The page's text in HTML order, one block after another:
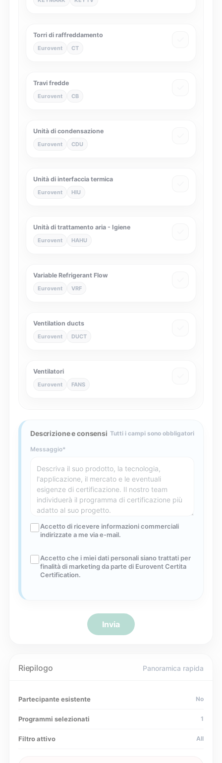
Torri di raffreddamento
Eurovent CT
Travi fredde
Eurovent CB
Unità di condensazione
Eurovent CDU
Unità di interfaccia termica
Eurovent HIU
Unità di trattamento aria - Igiene
Eurovent HAHU
Variable Refrigerant Flow
Eurovent VRF
Ventilation ducts
Eurovent DUCT
Ventilatori
Eurovent FANS
Descrizione e consensi Tutti i campi sono obbligatori
Messaggio
Accetto di ricevere informazioni commerciali
indirizzate a me via e-mail.
Accetto che i miei dati personali siano trattati per
finalità di marketing da parte di Eurovent Certita
Certification.
Invia
Riepilogo Panoramica rapida
Partecipante esistente No
Programmi selezionati 1
Filtro attivo All